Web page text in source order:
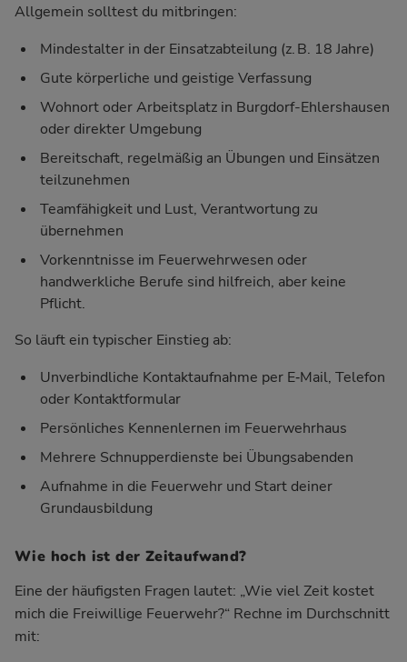
Allgemein solltest du mitbringen:
Mindestalter in der Einsatzabteilung (z. B. 18 Jahre)
Gute körperliche und geistige Verfassung
Wohnort oder Arbeitsplatz in Burgdorf-Ehlershausen
oder direkter Umgebung
Bereitschaft, regelmäßig an Übungen und Einsätzen
teilzunehmen
Teamfähigkeit und Lust, Verantwortung zu
übernehmen
Vorkenntnisse im Feuerwehrwesen oder
handwerkliche Berufe sind hilfreich, aber keine
Pflicht.
So läuft ein typischer Einstieg ab:
Unverbindliche Kontaktaufnahme per E‑Mail, Telefon
oder Kontaktformular
Persönliches Kennenlernen im Feuerwehrhaus
Mehrere Schnupperdienste bei Übungsabenden
Aufnahme in die Feuerwehr und Start deiner
Grundausbildung
Wie hoch ist der Zeitaufwand?
Eine der häufigsten Fragen lautet: „Wie viel Zeit kostet
mich die Freiwillige Feuerwehr?“ Rechne im Durchschnitt
mit: